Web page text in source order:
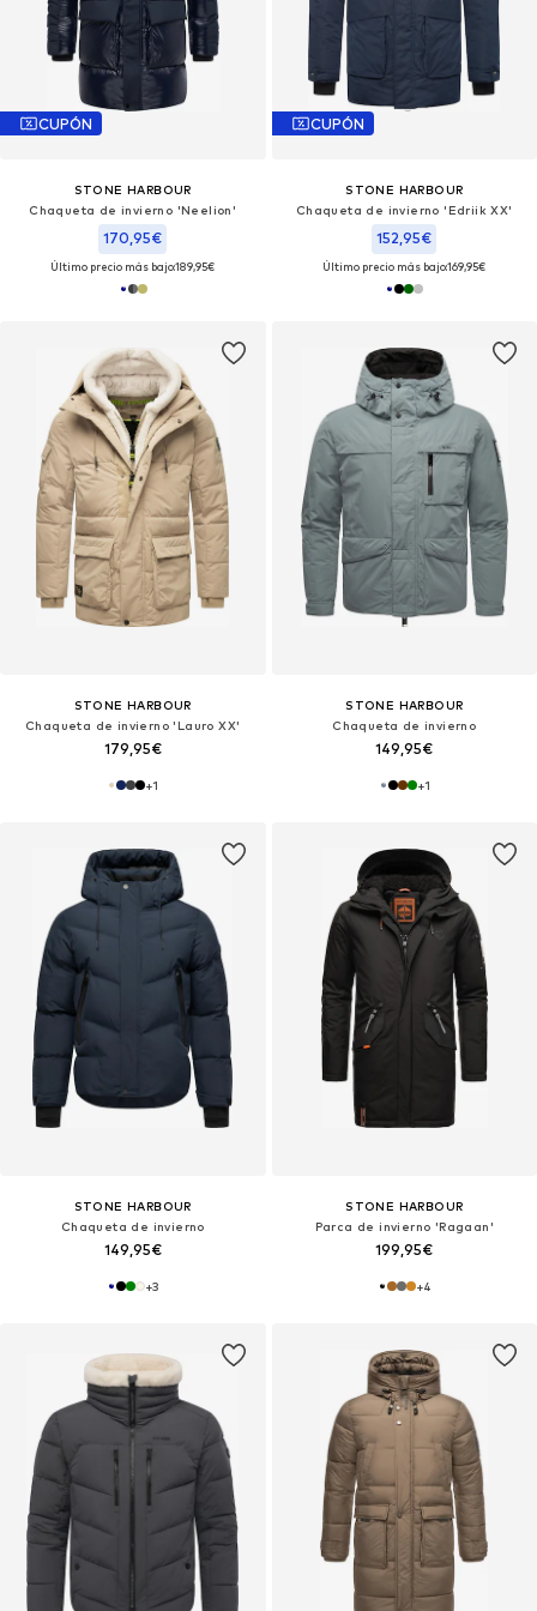
CUPÓN
STONE HARBOUR
Chaqueta de invierno 'Neelion'
170,95€
Último precio más bajo:189,95€
CUPÓN
STONE HARBOUR
Chaqueta de invierno 'Edriik XX'
152,95€
Último precio más bajo:169,95€
STONE HARBOUR
Chaqueta de invierno 'Lauro XX'
179,95€
+1
STONE HARBOUR
Chaqueta de invierno
149,95€
+1
STONE HARBOUR
Chaqueta de invierno
149,95€
+3
STONE HARBOUR
Parca de invierno 'Ragaan'
199,95€
+4